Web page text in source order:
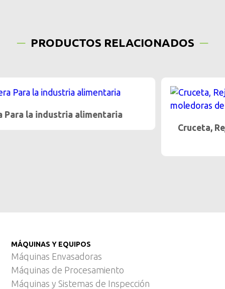
PRODUCTOS RELACIONADOS
Cruceta, Rejilla y Precortador Para máquinas
MÁQUINAS Y EQUIPOS
Máquinas Envasadoras
Máquinas de Procesamiento
Máquinas y Sistemas de Inspección